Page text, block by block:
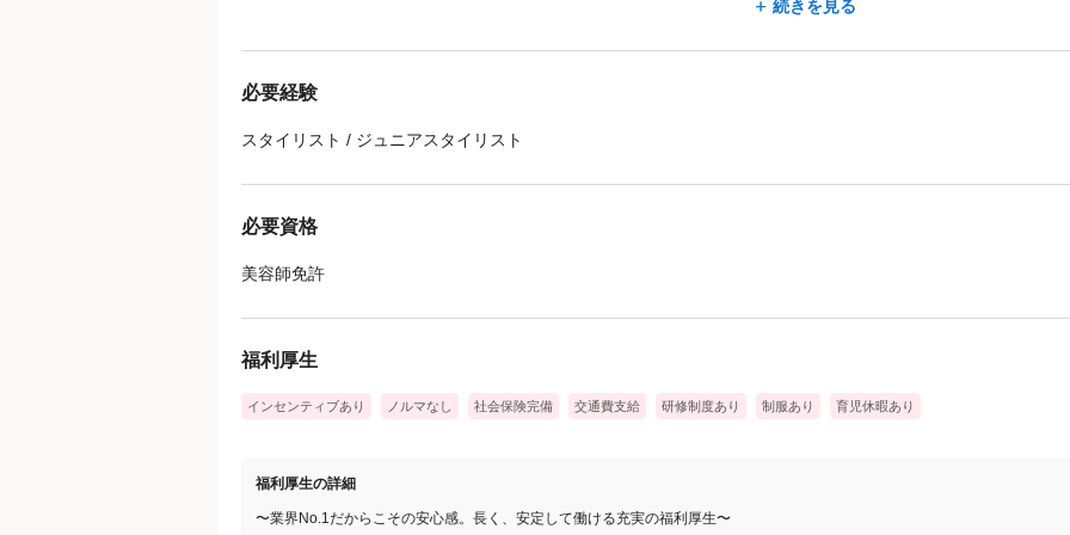
担当を絞って効率的にお客さまに向き合うことで、技術のクオリティを維持しながら、テキパキと無駄のな
努力がそのまま「確かな収入」と「明確なキャリア」に結びつく環境です★
続きを見る
必要経験
スタイリスト / ジュニアスタイリスト
必要資格
美容師免許
福利厚生
インセンティブあり ノルマなし 社会保険完備 交通費支給 研修制度あり 制服あり 育児休暇あり
福利厚生の詳細
〜業界No.1だからこその安心感。長く、安定して働ける充実の福利厚生〜